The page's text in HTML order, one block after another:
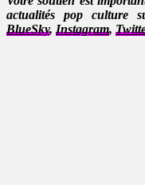
actualités pop culture
BlueSky, Instagram,